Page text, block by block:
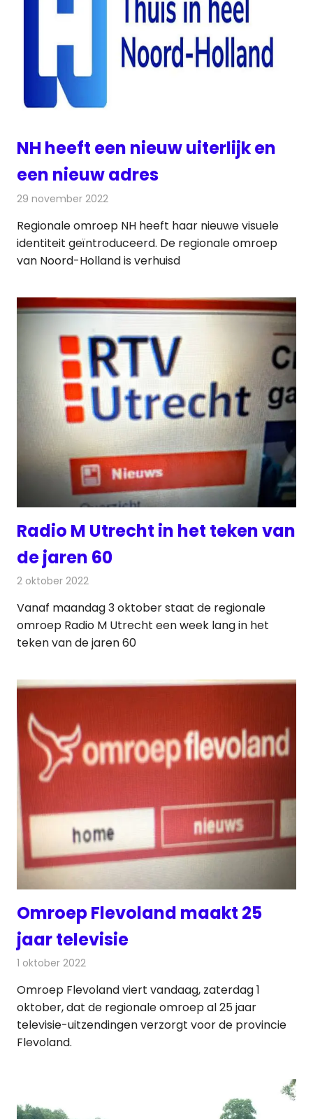
NH heeft een nieuw uiterlijk en
een nieuw adres
29 november 2022
Regionale omroep NH heeft haar nieuwe visuele
identiteit geïntroduceerd. De regionale omroep
van Noord-Holland is verhuisd
Radio M Utrecht in het teken van
de jaren 60
2 oktober 2022
Vanaf maandag 3 oktober staat de regionale
omroep Radio M Utrecht een week lang in het
teken van de jaren 60
Omroep Flevoland maakt 25
jaar televisie
1 oktober 2022
Omroep Flevoland viert vandaag, zaterdag 1
oktober, dat de regionale omroep al 25 jaar
televisie-uitzendingen verzorgt voor de provincie
Flevoland.